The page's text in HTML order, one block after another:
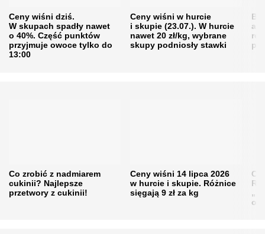
Ceny wiśni dziś.
W skupach spadły nawet
o 40%. Część punktów
przyjmuje owoce tylko do
13:00
Ceny wiśni w hurcie
i skupie (23.07.). W hurcie
nawet 20 zł/kg, wybrane
skupy podniosły stawki
Co zrobić z nadmiarem
cukinii? Najlepsze
przetwory z cukinii!
Ceny wiśni 14 lipca 2026
w hurcie i skupie. Różnice
sięgają 9 zł za kg